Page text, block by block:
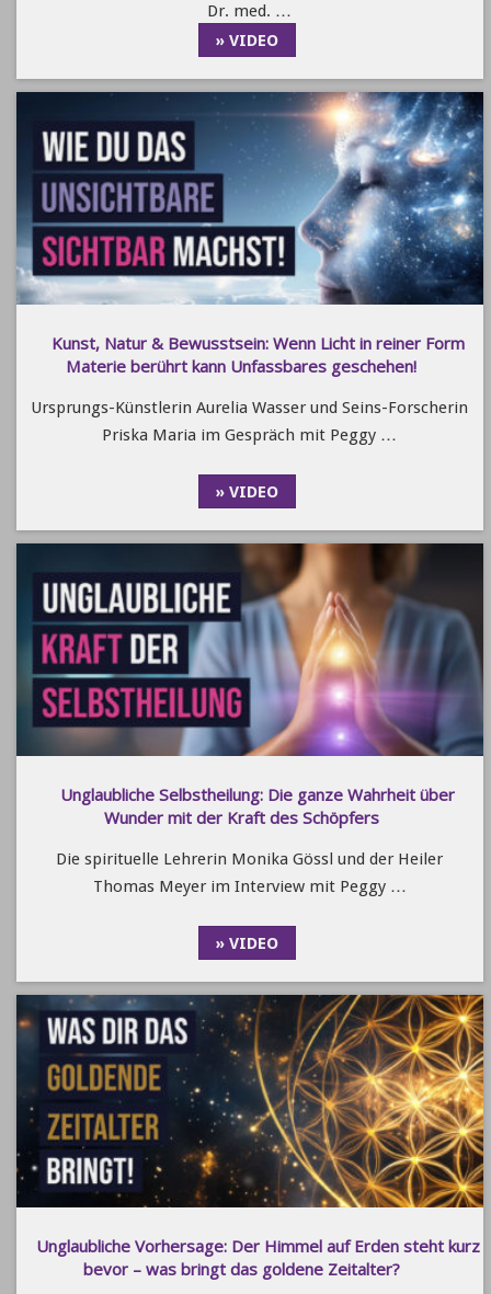
Dr. med. …
» VIDEO
Kunst, Natur & Bewusstsein: Wenn Licht in reiner Form
Materie berührt kann Unfassbares geschehen!
Ursprungs-Künstlerin Aurelia Wasser und Seins-Forscherin
Priska Maria im Gespräch mit Peggy …
» VIDEO
Unglaubliche Selbstheilung: Die ganze Wahrheit über
Wunder mit der Kraft des Schöpfers
Die spirituelle Lehrerin Monika Gössl und der Heiler
Thomas Meyer im Interview mit Peggy …
» VIDEO
Unglaubliche Vorhersage: Der Himmel auf Erden steht kurz
bevor – was bringt das goldene Zeitalter?